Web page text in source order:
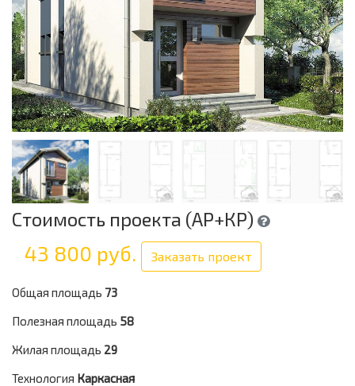
Стоимость проекта (АР+КР)
43 800 руб. Заказать проект
Общая площадь 73
Полезная площадь 58
Жилая площадь 29
Технология Каркасная